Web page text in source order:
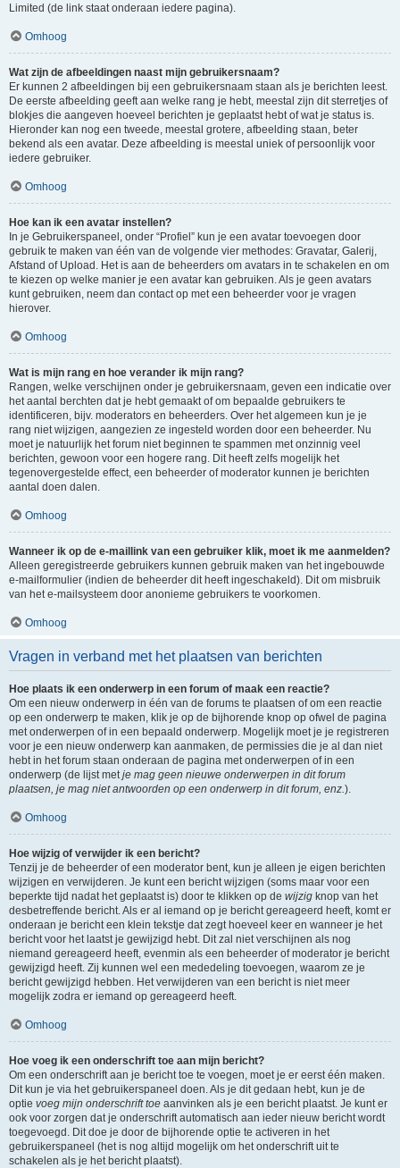
Limited (de link staat onderaan iedere pagina).
Omhoog
Wat zijn de afbeeldingen naast mijn gebruikersnaam?
Er kunnen 2 afbeeldingen bij een gebruikersnaam staan als je berichten leest.
De eerste afbeelding geeft aan welke rang je hebt, meestal zijn dit sterretjes of
blokjes die aangeven hoeveel berichten je geplaatst hebt of wat je status is.
Hieronder kan nog een tweede, meestal grotere, afbeelding staan, beter
bekend als een avatar. Deze afbeelding is meestal uniek of persoonlijk voor
iedere gebruiker.
Omhoog
Hoe kan ik een avatar instellen?
In je Gebruikerspaneel, onder “Profiel” kun je een avatar toevoegen door
gebruik te maken van één van de volgende vier methodes: Gravatar, Galerij,
Afstand of Upload. Het is aan de beheerders om avatars in te schakelen en om
te kiezen op welke manier je een avatar kan gebruiken. Als je geen avatars
kunt gebruiken, neem dan contact op met een beheerder voor je vragen
hierover.
Omhoog
Wat is mijn rang en hoe verander ik mijn rang?
Rangen, welke verschijnen onder je gebruikersnaam, geven een indicatie over
het aantal berchten dat je hebt gemaakt of om bepaalde gebruikers te
identificeren, bijv. moderators en beheerders. Over het algemeen kun je je
rang niet wijzigen, aangezien ze ingesteld worden door een beheerder. Nu
moet je natuurlijk het forum niet beginnen te spammen met onzinnig veel
berichten, gewoon voor een hogere rang. Dit heeft zelfs mogelijk het
tegenovergestelde effect, een beheerder of moderator kunnen je berichten
aantal doen dalen.
Omhoog
Wanneer ik op de e-maillink van een gebruiker klik, moet ik me aanmelden?
Alleen geregistreerde gebruikers kunnen gebruik maken van het ingebouwde
e-mailformulier (indien de beheerder dit heeft ingeschakeld). Dit om misbruik
van het e-mailsysteem door anonieme gebruikers te voorkomen.
Omhoog
Vragen in verband met het plaatsen van berichten
Hoe plaats ik een onderwerp in een forum of maak een reactie?
Om een nieuw onderwerp in één van de forums te plaatsen of om een reactie
op een onderwerp te maken, klik je op de bijhorende knop op ofwel de pagina
met onderwerpen of in een bepaald onderwerp. Mogelijk moet je je registreren
voor je een nieuw onderwerp kan aanmaken, de permissies die je al dan niet
hebt in het forum staan onderaan de pagina met onderwerpen of in een
onderwerp (de lijst metje mag geen nieuwe onderwerpen in dit forum
plaatsen, je mag niet antwoorden op een onderwerp in dit forum, enz.).
Omhoog
Hoe wijzig of verwijder ik een bericht?
Tenzij je de beheerder of een moderator bent, kun je alleen je eigen berichten
wijzigen en verwijderen. Je kunt een bericht wijzigen (soms maar voor een
beperkte tijd nadat het geplaatst is) door te klikken op de wijzig knop van het
desbetreffende bericht. Als er al iemand op je bericht gereageerd heeft, komt er
onderaan je bericht een klein tekstje dat zegt hoeveel keer en wanneer je het
bericht voor het laatst je gewijzigd hebt. Dit zal niet verschijnen als nog
niemand gereageerd heeft, evenmin als een beheerder of moderator je bericht
gewijzigd heeft. Zij kunnen wel een mededeling toevoegen, waarom ze je
bericht gewijzigd hebben. Het verwijderen van een bericht is niet meer
mogelijk zodra er iemand op gereageerd heeft.
Omhoog
Hoe voeg ik een onderschrift toe aan mijn bericht?
Om een onderschrift aan je bericht toe te voegen, moet je er eerst één maken.
Dit kun je via het gebruikerspaneel doen. Als je dit gedaan hebt, kun je de
optie voeg mijn onderschrift toe aanvinken als je een bericht plaatst. Je kunt er
ook voor zorgen dat je onderschrift automatisch aan ieder nieuw bericht wordt
toegevoegd. Dit doe je door de bijhorende optie te activeren in het
gebruikerspaneel (het is nog altijd mogelijk om het onderschrift uit te
schakelen als je het bericht plaatst).